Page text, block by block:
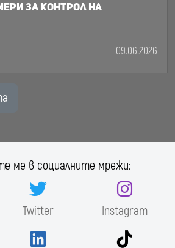
за контрол на
09.06.2026
ме в социалните мрежи:
Twitter Instagram